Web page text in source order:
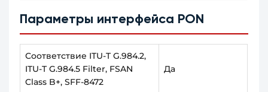
Параметры интерфейса PON
Соответствие ITU-T G.984.2,
ITU-T G.984.5 Filter, FSAN
Class B+, SFF-8472
Да